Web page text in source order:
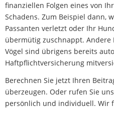
finanziellen Folgen eines von
Schadens. Zum Beispiel dann,
Passanten verletzt oder Ihr
übermütig zuschnappt. Andere
Vögel sind übrigens bereits
Haftpflichtversicherung
Berechnen Sie jetzt Ihren
überzeugen. Oder rufen Sie
persönlich und individuell. Wir